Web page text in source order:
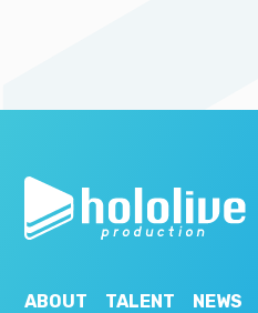
ABOUT TALENT NEWS